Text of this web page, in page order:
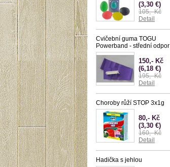
(3,30 €)
105,- Kč
Detail
Cvičební guma TOGU
Powerband - střední odpor
150,- Kč
(6,18 €)
195,- Kč
Detail
Choroby růží STOP 3x1g
80,- Kč
(3,30 €)
160,- Kč
Detail
Hadička s jehlou